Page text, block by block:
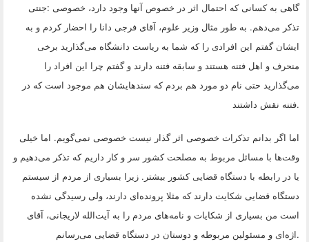
جنتی: گاهی به کسانی که احتمال اثر در خصوص آنها وجود دارد، خصوصی
تذکر می‌دهم. به طور مثال وزیر علوم، آقای فرجی دانا را احضار کردم و به
ایشان گفتم این افرادی را که شما به ریاست دانشگاه می‌گذارید برخی
منحرف و اهل فتنه هستند و سابقه فتنه دارند و گفتم چرا این افراد را
می‌گذارید حتی نام دو مورد هم بردم که سندهایشان هم موجود است که در
فتنه نقش داشتند.
اما اگر بدانم تذکرات خصوصی اثر گذار نیست خصوصی نمی‌گویم. اما خیلی
وقت‌ها با مسائل مربوط به مصلحت کشور سر و کار داریم که تذکر می‌دهیم و
یا در رابطه با دستگاه قضایی کشور بیشتر. زیرا بسیاری از مردم از سیستم
دستگاه قضایی شکایت دارند که مثلا پرونده‌ای دارند، ولی رسیدگی نشده
است من بسیاری از شکایات و نامه‌های مردم را به آیت‌الله لاریجانی، آقای
اژه‌ای و مسئولین مربوطه و دوستان در دستگاه قضایی می‌رسانم.